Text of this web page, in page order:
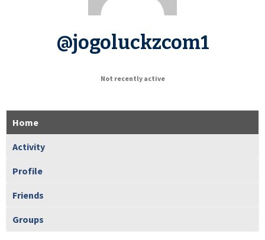
@jogoluckzcom1
Not recently active
Home
Activity
Profile
Friends
Groups